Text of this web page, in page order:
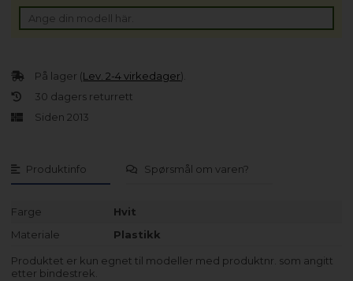
Produktinfo Spørsmål om varen?
Farge
Hvit
Materiale
Plastikk
Produktet er kun egnet til modeller med produktnr. som angitt
etter bindestrek.
På lager (Lev. 2-4 virkedager).
30 dagers returrett
Siden 2013